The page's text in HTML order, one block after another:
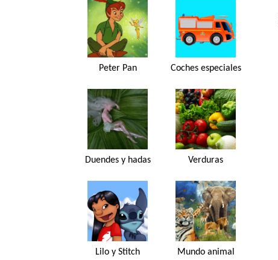
Peter Pan Coches especiales
Duendes y hadas Verduras
Lilo y Stitch Mundo animal